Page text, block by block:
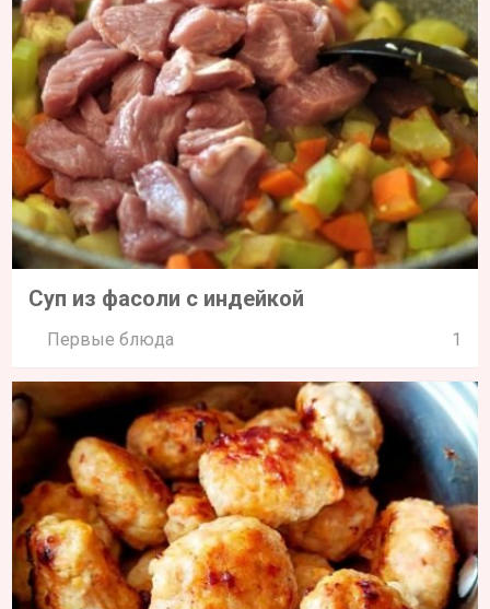
Суп из фасоли с индейкой
Первые блюда 1